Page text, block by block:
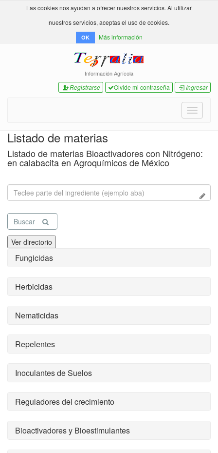
Las cookies nos ayudan a ofrecer nuestros servicios. Al utilizar
nuestros servicios, aceptas el uso de cookies.
OK Más información
Información Agrícola
Registrarse Olvide mi contraseña Ingresar
Toggle
Listado de materias
Listado de materias Bioactivadores con Nitrógeno:
en calabacita en Agroquímicos de México
Buscar
Ver directorio
Fungicidas
Herbicidas
Nematicidas
Repelentes
Inoculantes de Suelos
Reguladores del crecimiento
Bioactivadores y Bioestimulantes